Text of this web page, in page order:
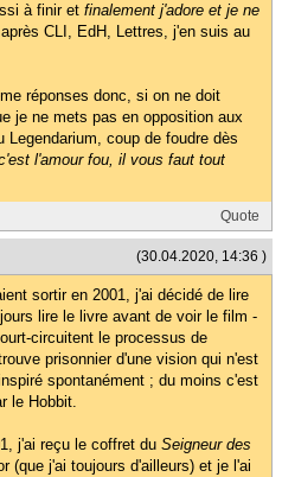
à finir et finalement j'adore et je ne
après CLI, EdH, Lettres, j'en suis au
réponses donc, si on ne doit
je ne mets pas en opposition aux
coup de foudre dès
l'amour fou, il vous faut tout
Quote
(30.04.2020, 14:36 )
sortir en 2001, j'ai décidé de lire
lire le livre avant de voir le film -
circuitent le processus de
prisonnier d'une vision qui n'est
spontanément ; du moins c'est
le Hobbit.
j'ai reçu le coffret du Seigneur des
(que j'ai toujours d'ailleurs) et je l'ai